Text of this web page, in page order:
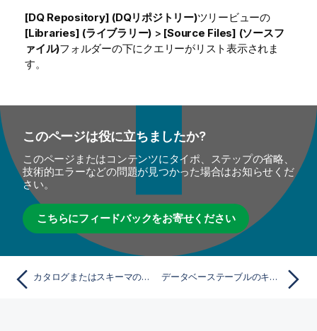
[DQ Repository] (DQリポジトリー)ツリービューの
[Libraries] (ライブラリー) > [Source Files] (ソースフ
ァイル)フォルダーの下にクエリーがリスト表示されま
す。
このページは役に立ちましたか?
このページまたはコンテンツにタイポ、ステップの省略、
技術的エラーなどの問題が見つかった場合はお知らせくだ
さい。
こちらにフィードバックをお寄せください
カタログまたはスキーマの分析の作成 データベーステーブルのキーとインデックスを表示